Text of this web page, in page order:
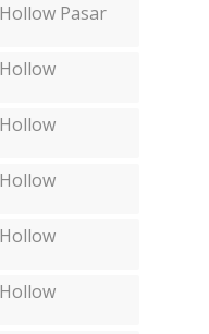
Pasar